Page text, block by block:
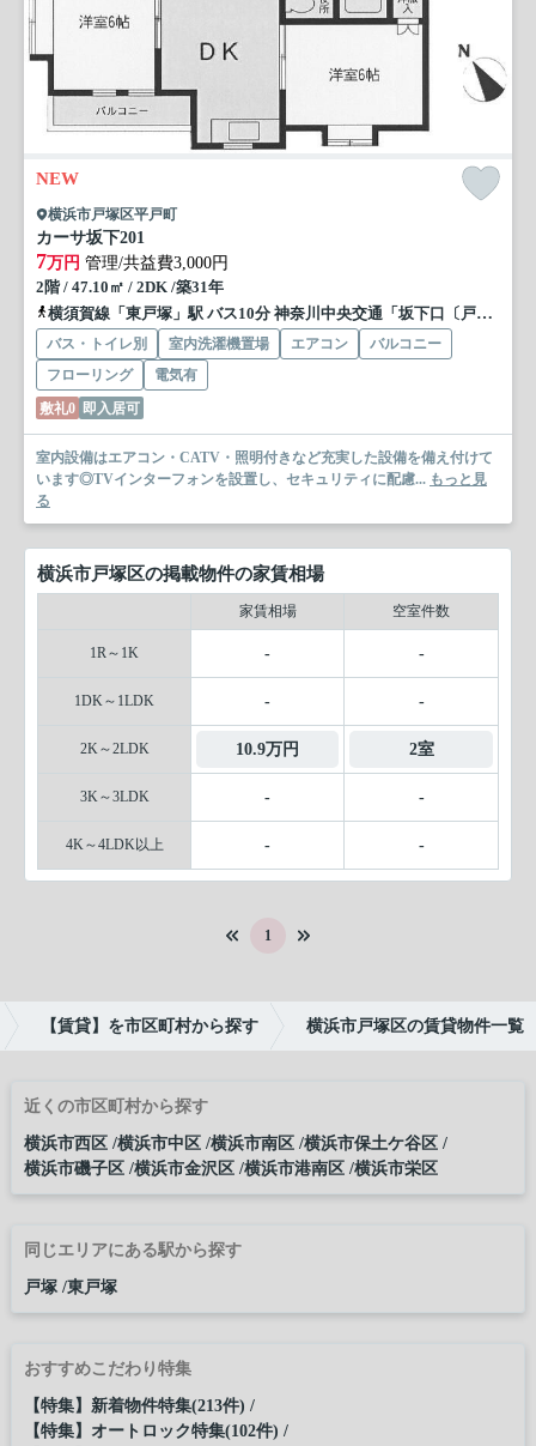
NEW
横浜市戸塚区平戸町
カーサ坂下201
7万円 管理/共益費3,000円
2階 / 47.10㎡ / 2DK /築31年
横須賀線「東戸塚」駅 バス10分 神奈川中央交通「坂下口〔戸塚区平戸町〕」 停歩1分
バス・トイレ別 室内洗濯機置場 エアコン
バルコニー
フローリング
電気有
敷礼0 即入居可
室内設備はエアコン・CATV・照明付きなど充実した設備を備え付けて
います◎TVインターフォンを設置し、セキュリティに配慮... もっと見
る
横浜市戸塚区の掲載物件の家賃相場
家賃相場 空室件数
1R～1K - -
1DK～1LDK - -
2K～2LDK 10.9万円 2室
3K～3LDK - -
4K～4LDK以上 - -
1
【賃貸】を市区町村から探す 横浜市戸塚区の賃貸物件一覧
近くの市区町村から探す
横浜市西区 横浜市中区 横浜市南区 横浜市保土ケ谷区
横浜市磯子区 横浜市金沢区 横浜市港南区 横浜市栄区
同じエリアにある駅から探す
戸塚 東戸塚
おすすめこだわり特集
【特集】新着物件特集(213件)
【特集】オートロック特集(102件)